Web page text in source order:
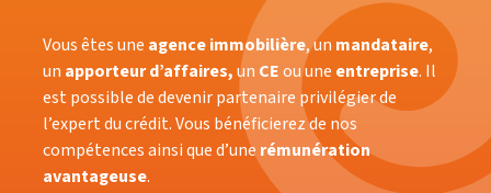
Vous êtes une agence immobilière, un mandataire,
un apporteur d’affaires,un CEou une entreprise. Il
est possible de devenir partenaire privilégier de
l’expert du crédit. Vous bénéficierez de nos
compétences ainsi que d’une rémunération
avantageuse.